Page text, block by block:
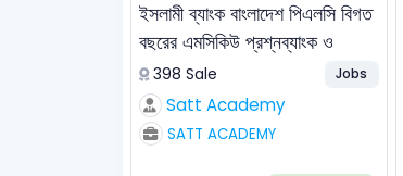
ইসলামী ব্যাংক বাংলাদেশ পিএলসি বিগত
বছরের এমসিকিউ প্রশ্নব্যাংক ও
ব্যাখ্যাসহ সমাধান
398 Sale Jobs
Satt Academy
SATT ACADEMY